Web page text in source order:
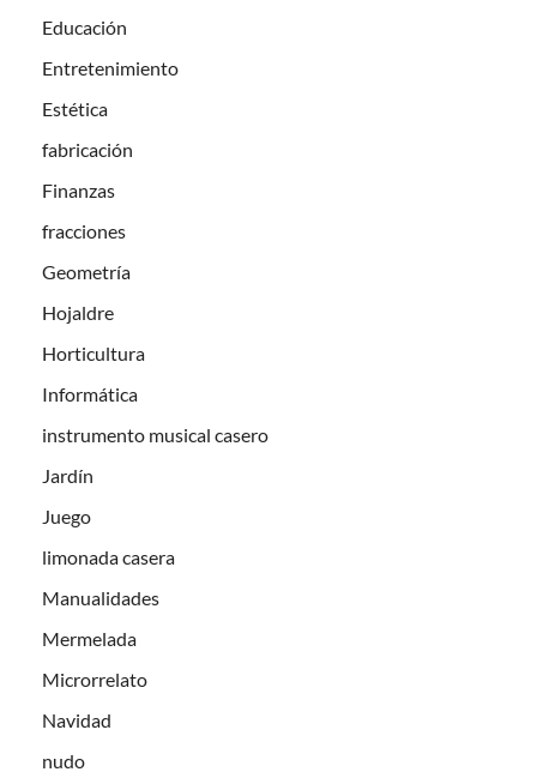
Educación
Entretenimiento
Estética
fabricación
Finanzas
fracciones
Geometría
Hojaldre
Horticultura
Informática
instrumento musical casero
Jardín
Juego
limonada casera
Manualidades
Mermelada
Microrrelato
Navidad
nudo